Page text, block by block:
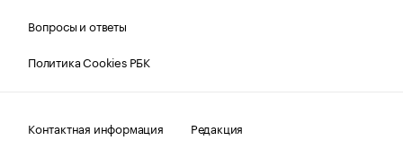
Вопросы и ответы
Политика Cookies РБК
Контактная информация
Редакция